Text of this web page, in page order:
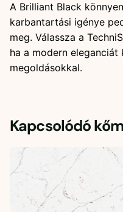
A Brilliant Black
karbantartási igénye
meg. Válassza a
ha a modern
megoldásokkal.
Kapcsolódó